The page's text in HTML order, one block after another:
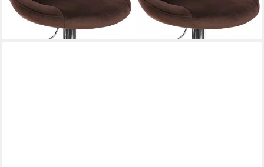
lieferbar - in 2-3 Werktagen bei dir
+16